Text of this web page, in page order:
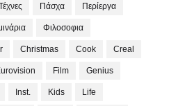
Πάσχα Περίεργα
Φιλοσοφια
Christmas Cook Creal
Film Genius
Inst. Kids Life